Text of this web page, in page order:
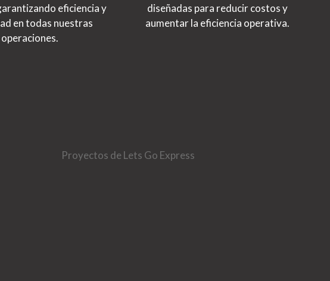
eficiencia y
en todas nuestras
operaciones.
diseñadas para reducir costos y
aumentar la eficiencia operativa.